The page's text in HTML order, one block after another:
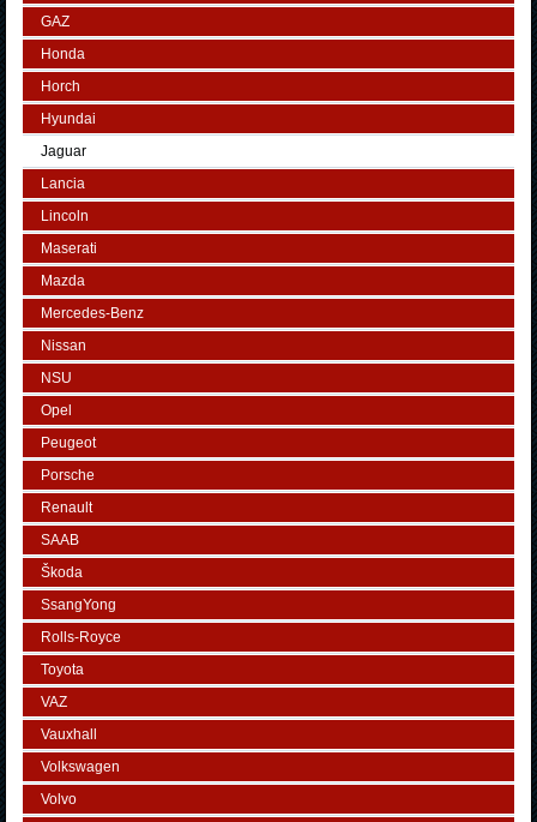
GAZ
Honda
Horch
Hyundai
Jaguar
Lancia
Lincoln
Maserati
Mazda
Mercedes-Benz
Nissan
NSU
Opel
Peugeot
Porsche
Renault
SAAB
Škoda
SsangYong
Rolls-Royce
Toyota
VAZ
Vauxhall
Volkswagen
Volvo